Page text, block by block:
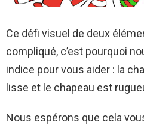
Ce défi visuel de deux
compliqué, c’est pourquoi
indice pour vous aider : la
lisse et le chapeau est
Nous espérons que cela